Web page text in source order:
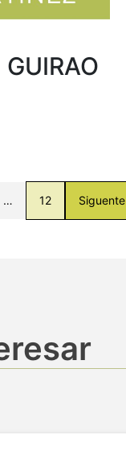
… 12 Siguente